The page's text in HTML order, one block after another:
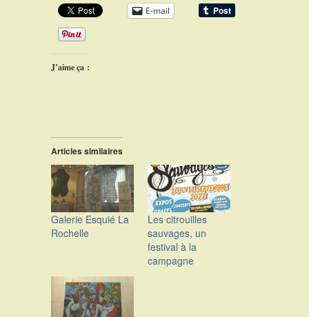
E-mail
J’aime ça :
Articles similaires
Galerie Esquié La
Rochelle
Les citrouilles
sauvages, un
festival à la
campagne